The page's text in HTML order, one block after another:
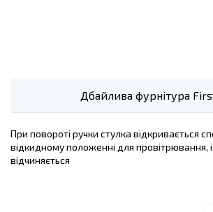
Дбайлива фурнітура
При повороті ручки стулка відкривається
відкидному положенні для провітрювання, і
відчиняється